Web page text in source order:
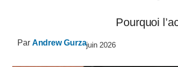
Pourquoi
Par Andrew Gurzajuin 2026